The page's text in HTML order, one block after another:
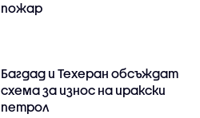
пожар
Багдад и Техеран обсъждат
схема за износ на иракски
петрол